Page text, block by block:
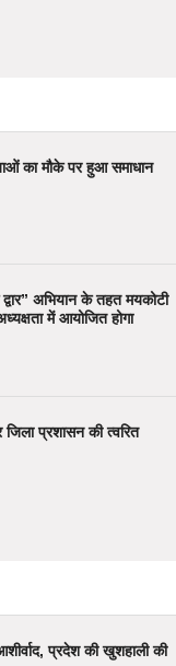
का मौके पर हुआ समाधान
अभियान के तहत मयकोटी
में आयोजित होगा
प्रशासन की त्वरित
प्रदेश की खुशहाली की